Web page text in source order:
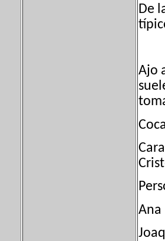
De
Ajo
Ana